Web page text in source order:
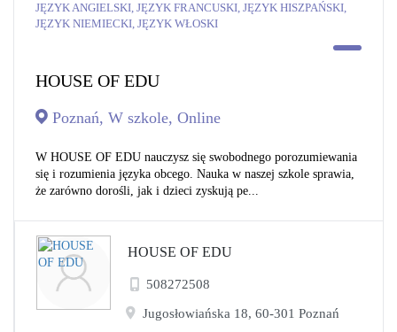
JĘZYK ANGIELSKI, JĘZYK FRANCUSKI, JĘZYK HISZPAŃSKI,
JĘZYK NIEMIECKI, JĘZYK WŁOSKI
HOUSE OF EDU
Poznań, W szkole, Online
W HOUSE OF EDU nauczysz się swobodnego porozumiewania
się i rozumienia języka obcego. Nauka w naszej szkole sprawia,
że zarówno dorośli, jak i dzieci zyskują pe...
HOUSE OF EDU
508272508
Jugosłowiańska 18, 60-301 Poznań